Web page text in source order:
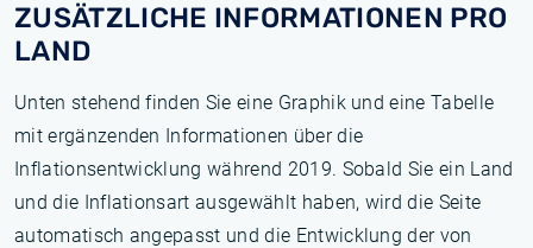
ZUSÄTZLICHE INFORMATIONEN PRO
LAND
Unten stehend finden Sie eine Graphik und eine Tabelle
mit ergänzenden Informationen über die
Inflationsentwicklung während 2019. Sobald Sie ein Land
und die Inflationsart ausgewählt haben, wird die Seite
automatisch angepasst und die Entwicklung der von